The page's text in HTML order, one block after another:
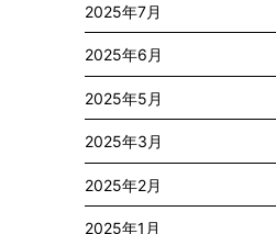
2025年7月
2025年6月
2025年5月
2025年3月
2025年2月
2025年1月